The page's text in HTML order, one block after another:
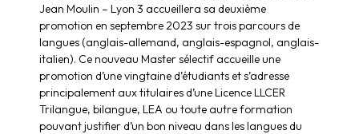
Jean Moulin – Lyon 3 accueillera sa deuxième
promotion en septembre 2023 sur trois parcours de
langues (anglais-allemand, anglais-espagnol, anglais-
italien). Ce nouveau Master sélectif accueille une
promotion d’une vingtaine d’étudiants et s’adresse
principalement aux titulaires d’une Licence LLCER
Trilangue, bilangue, LEA ou toute autre formation
pouvant justifier d’un bon niveau dans les langues du